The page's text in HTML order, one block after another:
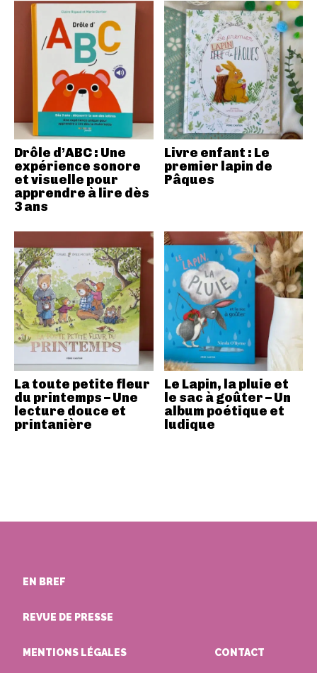
Drôle d’ABC : Une
expérience sonore
et visuelle pour
apprendre à lire dès
3 ans
Livre enfant : Le
premier lapin de
Pâques
La toute petite fleur
du printemps – Une
lecture douce et
printanière
Le Lapin, la pluie et
le sac à goûter – Un
album poétique et
ludique
EN BREF
REVUE DE PRESSE
MENTIONS LÉGALES CONTACT